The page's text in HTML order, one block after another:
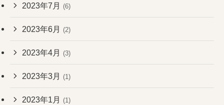
2023年7月 (6)
2023年6月 (2)
2023年4月 (3)
2023年3月 (1)
2023年1月 (1)